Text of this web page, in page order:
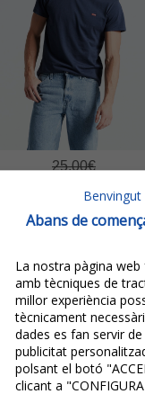
25,00€
20,00€
Estalvi:5,00€ (20%)
Samarreta
M/c 56605-0017
Benvingut
Abans de
La nostra pàgina
amb tècniques de
millor experiència
tècnicament
dades es fan servir
publicitat
polsant el botó
clicant a